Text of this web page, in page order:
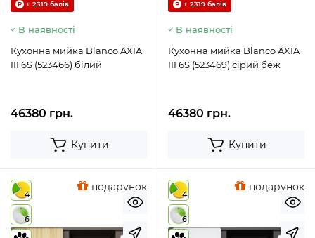
+ 2319 балів
В наявності
Кухонна мийка Blanco AXIA
III 6S (523466) білий
46380 грн.
Купити
+ 2319 балів
В наявності
Кухонна мийка Blanco AXIA
III 6S (523469) сірий беж
46380 грн.
Купити
4
6
подарунок
4
6
подарунок